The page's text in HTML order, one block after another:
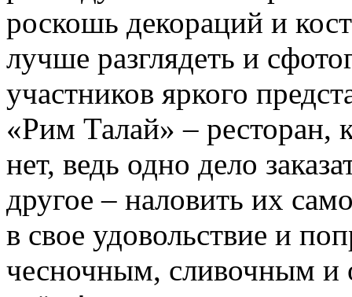
роскошь декораций и
лучше разглядеть и
участников яркого
«Рим Талай» – ресторан,
нет, ведь одно дело
другое – наловить их
в свое удовольствие и
чесночным, сливочным